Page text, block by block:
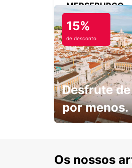
MERSEBURGO
MERSEBURG -
BERLIM
BERLIN - GERMANY
15%
de desconto
Desfrute
por menos.
Os nossos